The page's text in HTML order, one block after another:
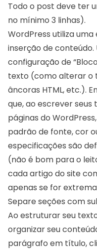
Todo o post deve ter
no mínimo 3 linhas).
WordPress utiliza
inserção de conteúdo.
configuração de
texto (como alterar o
âncoras HTML, etc.).
que, ao escrever seus
páginas do
padrão de fonte, cor
especificações são
(não é bom para o
cada artigo do site
apenas se for
Separe seções com
Ao estruturar seu
organizar seu
parágrafo em título,